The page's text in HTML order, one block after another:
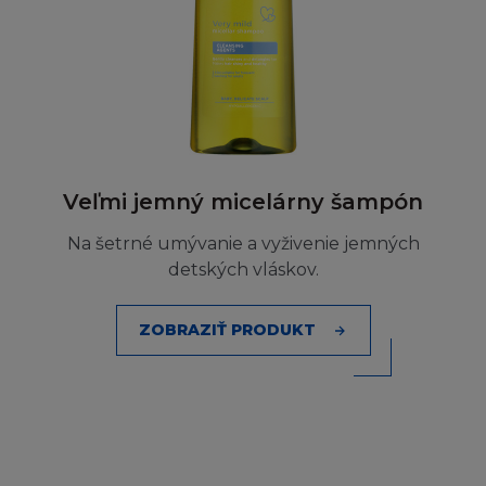
Veľmi jemný micelárny šampón
Na šetrné umývanie a vyživenie jemných
detských vláskov.
ZOBRAZIŤ PRODUKT
smlouvy, přestupku (včetně nedbalosti) nebo
jinak, přestože je firma L´Oréal informována o
této možnosti. Kogentní ustanovení zákona o
náhradě škody tím nejsou dotčena.
MÍSTNÍ ZÁKONY A NAŘÍZENÍ
Stránka není určena osobě, pokud jí z
jakéhokoliv důvodu není dovoleno
publikování nebo zpřístupnění Stránky. Ti,
kterým je z tohoto titulu přístup zakázán, se
na stránku nesmí připojit.